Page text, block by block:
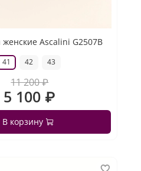
Ascalini G2507B
41 42 43
11 200 ₽
5 100 ₽
В корзину